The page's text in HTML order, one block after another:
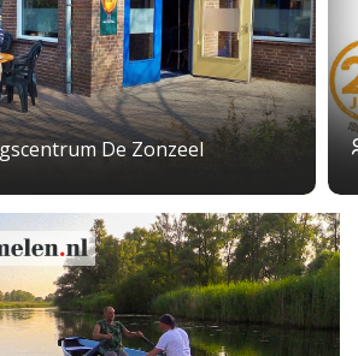
De Zonzeel